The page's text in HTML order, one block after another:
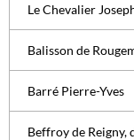
Le Chevalier
Balisson de
Barré Pierre-Yves
Beffroy de Reigny,